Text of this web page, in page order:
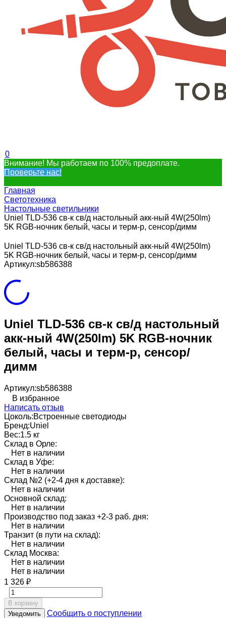
0
Внимание! Мы работаем по 100% предоплате.
Проверьте нас!
Главная
Светотехника
Настольные светильники
Uniel TLD-536 св-к св/д настольный акк-ный 4W(250lm)
5K RGB-ночник белый, часы и терм-р, сенсор/димм
Uniel TLD-536 св-к св/д настольный акк-ный 4W(250lm)
5K RGB-ночник белый, часы и терм-р, сенсор/димм
Артикул:sb586388
Uniel TLD-536 св-к св/д настольный
акк-ный 4W(250lm) 5K RGB-ночник
белый, часы и терм-р, сенсор/
димм
Артикул:sb586388
В избранное
Написать отзыв
Цоколь:Встроенные светодиоды
Бренд:Uniel
Вес:1.5 кг
Склад в Орле:
Нет в наличии
Склад в Уфе:
Нет в наличии
Склад №2 (+2-4 дня к доставке):
Нет в наличии
Основной склад:
Нет в наличии
Производство под заказ +2-3 раб. дня:
Нет в наличии
Транзит (в пути на склад):
Нет в наличии
Склад Москва:
Нет в наличии
Нет в наличии
1 326 ₽
В корзину
Уведомить
Сообщить о поступлении